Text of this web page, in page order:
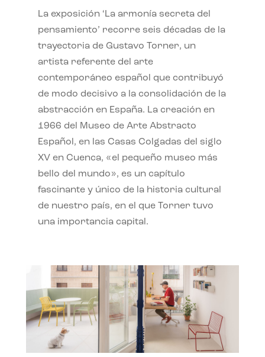
La exposición ‘La armonía secreta del
pensamiento’ recorre seis décadas de la
trayectoria de Gustavo Torner, un
artista referente del arte
contemporáneo español que contribuyó
de modo decisivo a la consolidación de la
abstracción en España. La creación en
1966 del Museo de Arte Abstracto
Español, en las Casas Colgadas del siglo
XV en Cuenca, «el pequeño museo más
bello del mundo», es un capítulo
fascinante y único de la historia cultural
de nuestro país, en el que Torner tuvo
una importancia capital.